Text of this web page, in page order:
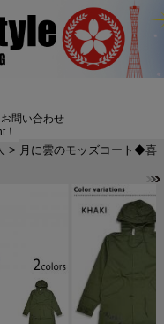
お問い合わせ
> 月に雲のモッズコート◆喜